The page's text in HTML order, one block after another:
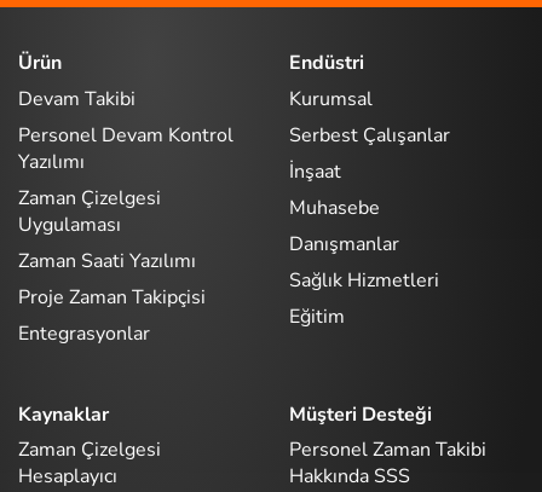
Ürün
Devam Takibi
Personel Devam Kontrol
Yazılımı
Zaman Çizelgesi
Uygulaması
Zaman Saati Yazılımı
Proje Zaman Takipçisi
Entegrasyonlar
Endüstri
Kurumsal
Serbest Çalışanlar
İnşaat
Muhasebe
Danışmanlar
Sağlık Hizmetleri
Eğitim
Kaynaklar
Zaman Çizelgesi
Hesaplayıcı
Müşteri Desteği
Personel Zaman Takibi
Hakkında SSS